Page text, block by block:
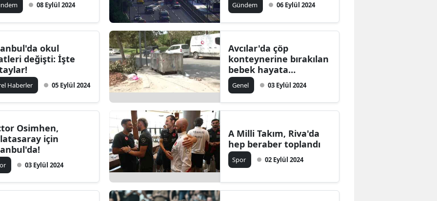
Denizli
Diyarbakır
Edirne
Erzincan
Erzurum
Eskişehir
Giresun
Gümüşhane
08 Eylül 2024 Gündem 06 Eylül 2024
okul
değişti: İşte
Haberler 05 Eylül 2024
Avcılar'da çöp
konteynerine bırakılan
bebek hayata
tutunamadı: 3 zanlı
tutuklandı
Genel 03 Eylül 2024
Osimhen,
için
03 Eylül 2024
A Milli Takım, Riva'da
hep beraber toplandı
Spor 02 Eylül 2024